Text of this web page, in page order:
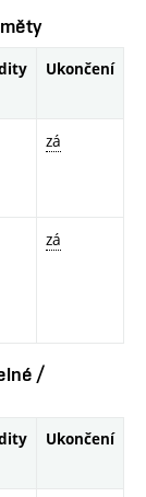
Ukončení
zá
zá
/
Ukončení